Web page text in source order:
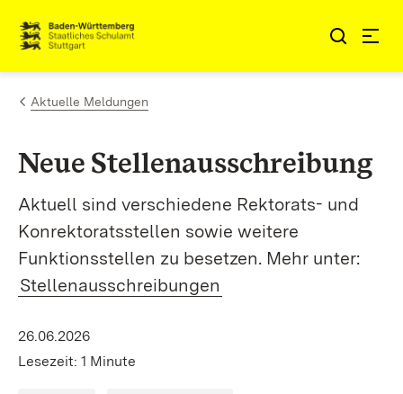
Zum Inhalt springen
Link zur Startseite
Aktuelle Meldungen
Neue Stellenausschreibung
Aktuell sind verschiedene Rektorats- und
Konrektoratsstellen sowie weitere
Funktionsstellen zu besetzen. Mehr unter:
Stellenausschreibungen
26.06.2026
Lesezeit: 1 Minute